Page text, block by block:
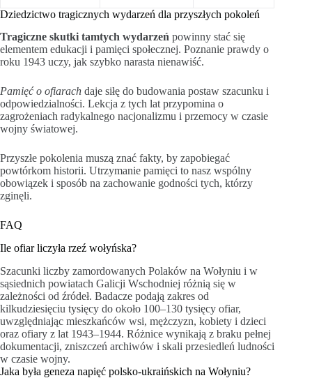
Dziedzictwo tragicznych wydarzeń dla przyszłych pokoleń
Tragiczne skutki tamtych wydarzeń powinny stać się
elementem edukacji i pamięci społecznej. Poznanie prawdy o
roku 1943 uczy, jak szybko narasta nienawiść.
Pamięć o ofiarach daje siłę do budowania postaw szacunku i
odpowiedzialności. Lekcja z tych lat przypomina o
zagrożeniach radykalnego nacjonalizmu i przemocy w czasie
wojny światowej.
Przyszłe pokolenia muszą znać fakty, by zapobiegać
powtórkom historii. Utrzymanie pamięci to nasz wspólny
obowiązek i sposób na zachowanie godności tych, którzy
zginęli.
FAQ
Ile ofiar liczyła rzeź wołyńska?
Szacunki liczby zamordowanych Polaków na Wołyniu i w
sąsiednich powiatach Galicji Wschodniej różnią się w
zależności od źródeł. Badacze podają zakres od
kilkudziesięciu tysięcy do około 100–130 tysięcy ofiar,
uwzględniając mieszkańców wsi, mężczyzn, kobiety i dzieci
oraz ofiary z lat 1943–1944. Różnice wynikają z braku pełnej
dokumentacji, zniszczeń archiwów i skali przesiedleń ludności
w czasie wojny.
Jaka była geneza napięć polsko-ukraińskich na Wołyniu?